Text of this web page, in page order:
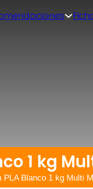
1 kg
PLA Blanco 1 kg Multi